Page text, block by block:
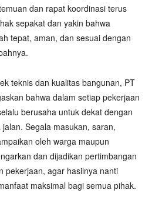
dan rapat koordinasi terus
sepakat dan yakin bahwa
tepat, aman, dan sesuai dengan
teknis dan kualitas bangunan, PT
bahwa dalam setiap pekerjaan
berusaha untuk dekat dengan
Segala masukan, saran,
oleh warga maupun
dan dijadikan pertimbangan
pekerjaan, agar hasilnya nanti
maksimal bagi semua pihak.